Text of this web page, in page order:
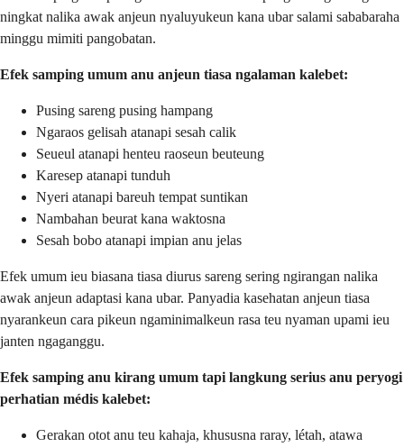
ningkat nalika awak anjeun nyaluyukeun kana ubar salami sababaraha
minggu mimiti pangobatan.
Efek samping umum anu anjeun tiasa ngalaman kalebet:
Pusing sareng pusing hampang
Ngaraos gelisah atanapi sesah calik
Seueul atanapi henteu raoseun beuteung
Karesep atanapi tunduh
Nyeri atanapi bareuh tempat suntikan
Nambahan beurat kana waktosna
Sesah bobo atanapi impian anu jelas
Efek umum ieu biasana tiasa diurus sareng sering ngirangan nalika
awak anjeun adaptasi kana ubar. Panyadia kasehatan anjeun tiasa
nyarankeun cara pikeun ngaminimalkeun rasa teu nyaman upami ieu
janten ngaganggu.
Efek samping anu kirang umum tapi langkung serius anu peryogi
perhatian médis kalebet:
Gerakan otot anu teu kahaja, khususna raray, létah, atawa